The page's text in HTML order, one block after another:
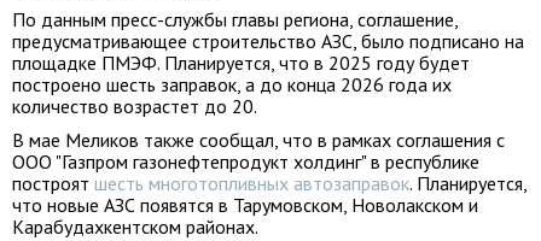
По данным пресс-службы главы региона, соглашение,
предусматривающее строительство АЗС, было подписано на
площадке ПМЭФ. Планируется, что в 2025 году будет
построено шесть заправок, а до конца 2026 года их
количество возрастет до 20.
В мае Меликов также сообщал, что в рамках соглашения с
ООО "Газпром газонефтепродукт холдинг" в республике
построят шесть многотопливных автозаправок. Планируется,
что новые АЗС появятся в Тарумовском, Новолакском и
Карабудахкентском районах.